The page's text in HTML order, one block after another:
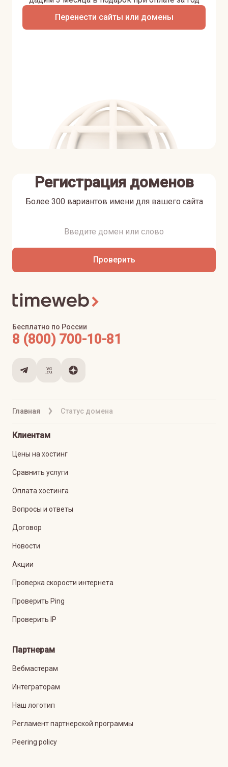
Перенести сайты или домены
Регистрация доменов
Более 300 вариантов имени для вашего сайта
Проверить
Главная Статус домена
Бесплатно по России
8 (800) 700-10-81
Клиентам
Цены на хостинг
Сравнить услуги
Оплата хостинга
Вопросы и ответы
Договор
Новости
Акции
Проверка скорости интернета
Проверить Ping
Проверить IP
Партнерам
Вебмастерам
Интеграторам
Наш логотип
Регламент партнерской программы
Peering policy